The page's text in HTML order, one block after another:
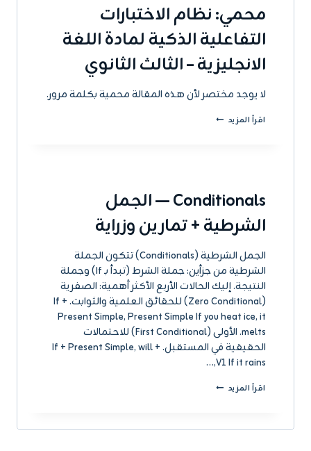
محمي: نظام الاختبارات
التفاعلية الذكية لمادة اللغة
الانجليزية – الثالث الثانوي
لا يوجد مختصر لأن هذه المقالة محمية بكلمة مرور.
اقرأ المزيد محمي:
الانجليزية
الثالث
الثانوي
Conditionals — الجمل
الشرطية + تمارين وزراية
الجمل الشرطية (Conditionals) تتكون الجملة
الشرطية من جزأين: جملة الشرط (تبدأ بـ If) وجملة
النتيجة. إليك الحالات الأربع الأكثر أهمية: الصفرية
(Zero Conditional) للحقائق العلمية والثوابت. If +
Present Simple, Present Simple If you heat ice, it
melts. الأولى (First Conditional) للاحتمالات
الحقيقية في المستقبل. If + Present Simple, will +
V1 If it rains,…
اقرأ المزيد CONDITIONALS
+